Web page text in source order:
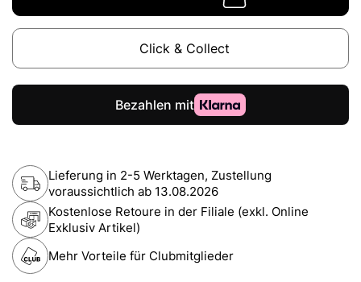
Click & Collect
Lieferung in 2-5 Werktagen, Zustellung
voraussichtlich ab 13.08.2026
Kostenlose Retoure in der Filiale (exkl. Online
Exklusiv Artikel)
Mehr Vorteile für Clubmitglieder